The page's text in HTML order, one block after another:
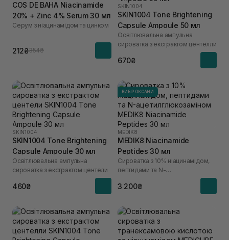
COS DE BAHA Niacinamide
20% + Zinc 4% Serum 30 мл
Серум з ніацинамідом та цинком
212₴354₴
SKIN1004
SKIN1004 Tone Brightening
Capsule Ampoule 50 мл
Освітлювальна ампульна
сироватка з екстрактом центелли
670₴
SKIN1004
SKIN1004 Tone Brightening
Capsule Ampoule 30 мл
Освітлювальна ампульна
сироватка з екстрактом центели
460₴
ВИБІР ОКСАНИ
MEDIK8
MEDIK8 Niacinamide
Peptides 30 мл
Сироватка з 10% ніацинамідом,
пептидами та N-
3 200₴